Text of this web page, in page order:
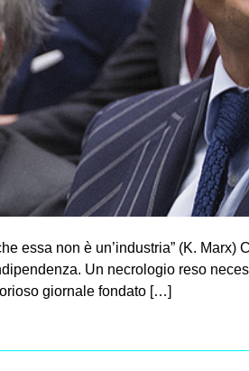
essa non è un’industria” (K.
Un necrologio reso
giornale fondato […]